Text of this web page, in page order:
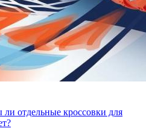
отдельные кроссовки для